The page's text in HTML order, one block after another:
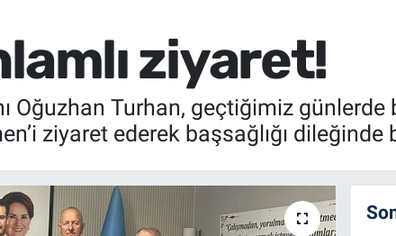
ziyaret!
Turhan, geçtiğimiz günlerde
ziyaret ederek başsağlığı dileğinde